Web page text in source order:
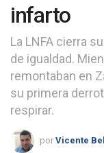
infarto
La LNFA cierra
de igualdad.
remontaban en
su primera
respirar.
por Vicente